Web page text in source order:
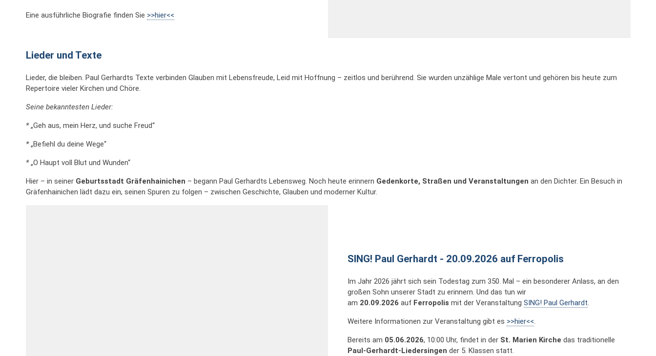
Eine ausführliche Biografie finden Sie >>hier<<
Lieder und Texte
Lieder, die bleiben. Paul Gerhardts Texte verbinden Glauben mit Lebensfreude, Leid mit Hoffnung – zeitlos und berührend. Sie wurden unzählige Male vertont und gehören bis heute zum
Repertoire vieler Kirchen und Chöre.
Seine bekanntesten Lieder:
*„Geh aus, mein Herz, und suche Freud“
*„Befiehl du deine Wege“
*„O Haupt voll Blut und Wunden“
Hier – in seiner Geburtsstadt Gräfenhainichen – begann Paul Gerhardts Lebensweg. Noch heute erinnern Gedenkorte, Straßen und Veranstaltungen an den Dichter. Ein Besuch in
Gräfenhainichen lädt dazu ein, seinen Spuren zu folgen – zwischen Geschichte, Glauben und moderner Kultur.
SING! Paul Gerhardt - 20.09.2026 auf Ferropolis
Im Jahr 2026 jährt sich sein Todestag zum 350. Mal – ein besonderer Anlass, an den
großen Sohn unserer Stadt zu erinnern. Und das tun wir
am 20.09.2026 auf Ferropolis mit der Veranstaltung SING! Paul Gerhardt.
Weitere Informationen zur Veranstaltung gibt es >>hier<<.
Bereits am 05.06.2026, 10:00 Uhr, findet in der St. Marien Kirche das traditionelle
Paul-Gerhardt-Liedersingen der 5. Klassen statt.